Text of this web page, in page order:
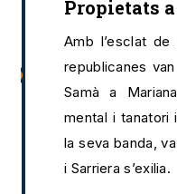
Propietats
Amb l’esclat
republicanes
Samà a
mental i tanatori
la seva banda,
i Sarriera s’exilia.